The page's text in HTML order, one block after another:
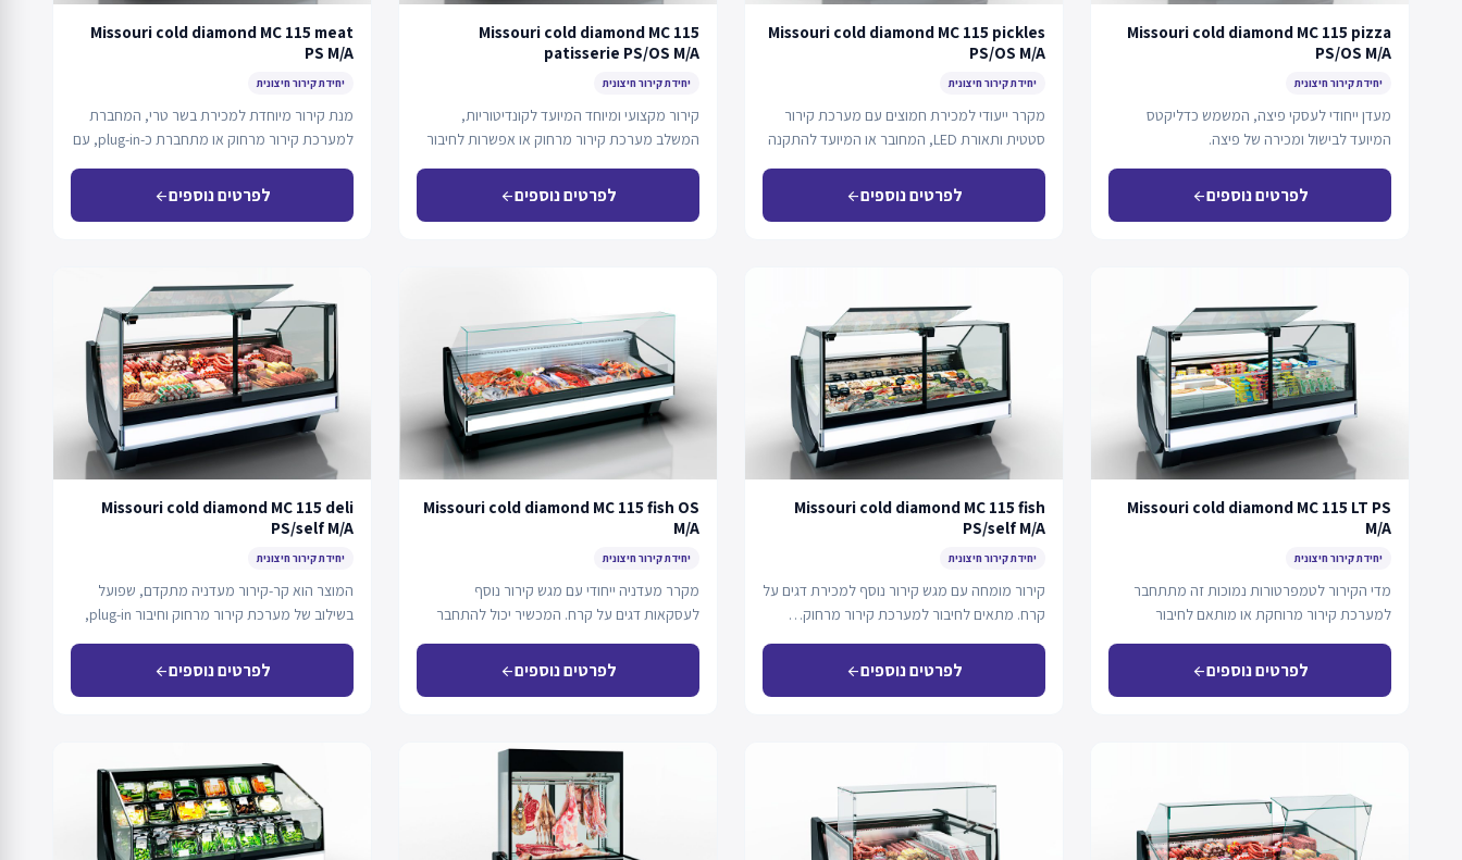
Missouri cold diamond MC 115 pizza
PS/OS M/A
יחידת קירור חיצונית
מעדן ייחודי לעסקי פיצה, המשמש כדליקטס
המיועד לבישול ומכירה של פיצה.
לפרטים נוספיםarrow_back
Missouri cold diamond MC 115 pickles
PS/OS M/A
יחידת קירור חיצונית
מקרר ייעודי למכירת חמוצים עם מערכת קירור
סטטית ותאורת LED, המחובר או המיועד להתקנה
לפרטים נוספיםarrow_back
Missouri cold diamond MC 115
patisserie PS/OS M/A
יחידת קירור חיצונית
קירור מקצועי ומיוחד המיועד לקונדיטוריות,
המשלב מערכת קירור מרחוק או אפשרות לחיבור
לפרטים נוספיםarrow_back
Missouri cold diamond MC 115 meat
PS M/A
יחידת קירור חיצונית
מנת קירור מיוחדת למכירת בשר טרי, המחברת
למערכת קירור מרחוק או מתחברת כ-plug-in, עם
לפרטים נוספיםarrow_back
Missouri cold diamond MC 115 LT PS
M/A
יחידת קירור חיצונית
מדי הקירור לטמפרטורות נמוכות זה מתתחבר
למערכת קירור מרוחקת או מותאם לחיבור
לפרטים נוספיםarrow_back
Missouri cold diamond MC 115 fish
PS/self M/A
יחידת קירור חיצונית
קירור מומחה עם מגש קירור נוסף למכירת דגים על
קרח. מתאים לחיבור למערכת קירור מרחוק…
לפרטים נוספיםarrow_back
Missouri cold diamond MC 115 fish OS
M/A
יחידת קירור חיצונית
מקרר מעדניה ייחודי עם מגש קירור נוסף
לעסקאות דגים על קרח. המכשיר יכול להתחבר
לפרטים נוספיםarrow_back
Missouri cold diamond MC 115 deli
PS/self M/A
יחידת קירור חיצונית
המוצר הוא קר-קירור מעדניה מתקדם, שפועל
בשילוב של מערכת קירור מרחוק וחיבור plug-in,
לפרטים נוספיםarrow_back